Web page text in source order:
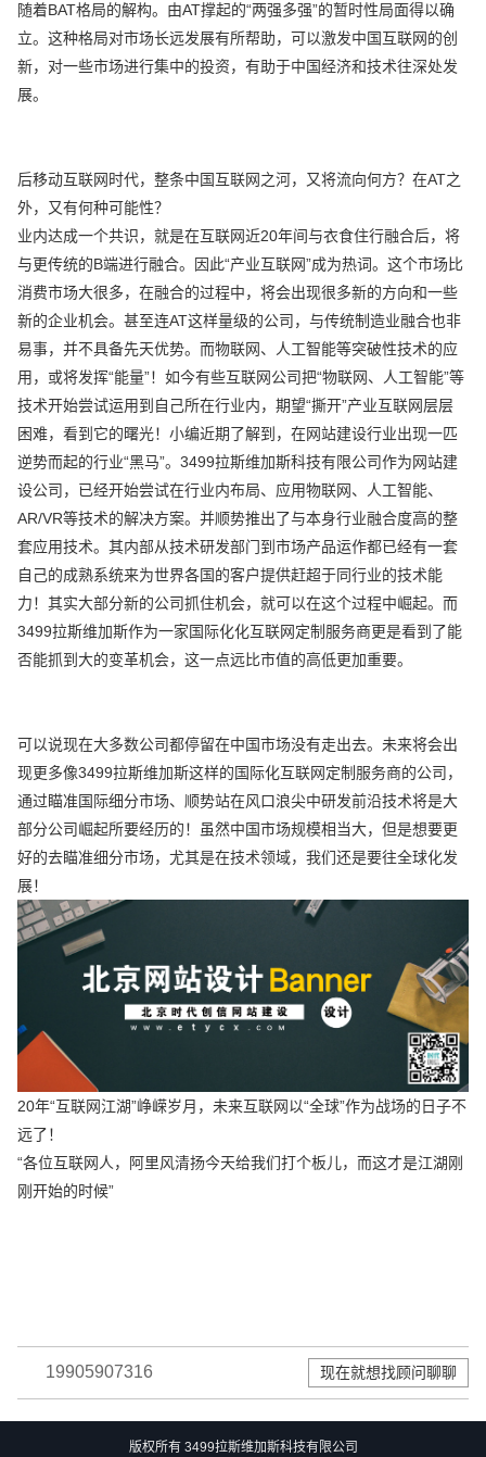
随着BAT格局的解构。由AT撑起的“两强多强”的暂时性局面得以确
立。这种格局对市场长远发展有所帮助，可以激发中国互联网的创
新，对一些市场进行集中的投资，有助于中国经济和技术往深处发
展。
后移动互联网时代，整条中国互联网之河，又将流向何方？在AT之
外，又有何种可能性？
业内达成一个共识，就是在互联网近20年间与衣食住行融合后，将
与更传统的B端进行融合。因此“产业互联网”成为热词。这个市场比
消费市场大很多，在融合的过程中，将会出现很多新的方向和一些
新的企业机会。甚至连AT这样量级的公司，与传统制造业融合也非
易事，并不具备先天优势。而物联网、人工智能等突破性技术的应
用，或将发挥“能量”！如今有些互联网公司把“物联网、人工智能”等
技术开始尝试运用到自己所在行业内，期望“撕开”产业互联网层层
困难，看到它的曙光！小编近期了解到，在网站建设行业出现一匹
逆势而起的行业“黑马”。3499拉斯维加斯科技有限公司作为网站建
设公司，已经开始尝试在行业内布局、应用物联网、人工智能、
AR/VR等技术的解决方案。并顺势推出了与本身行业融合度高的整
套应用技术。其内部从技术研发部门到市场产品运作都已经有一套
自己的成熟系统来为世界各国的客户提供赶超于同行业的技术能
力！其实大部分新的公司抓住机会，就可以在这个过程中崛起。而
3499拉斯维加斯作为一家国际化化互联网定制服务商更是看到了能
否能抓到大的变革机会，这一点远比市值的高低更加重要。
可以说现在大多数公司都停留在中国市场没有走出去。未来将会出
现更多像3499拉斯维加斯这样的国际化互联网定制服务商的公司，
通过瞄准国际细分市场、顺势站在风口浪尖中研发前沿技术将是大
部分公司崛起所要经历的！虽然中国市场规模相当大，但是想要更
好的去瞄准细分市场，尤其是在技术领域，我们还是要往全球化发
展！
20年“互联网江湖”峥嵘岁月，未来互联网以“全球”作为战场的日子不
远了！
“各位互联网人，阿里风清扬今天给我们打个板儿，而这才是江湖刚
刚开始的时候”
19905907316 现在就想找顾问聊聊
版权所有 3499拉斯维加斯科技有限公司